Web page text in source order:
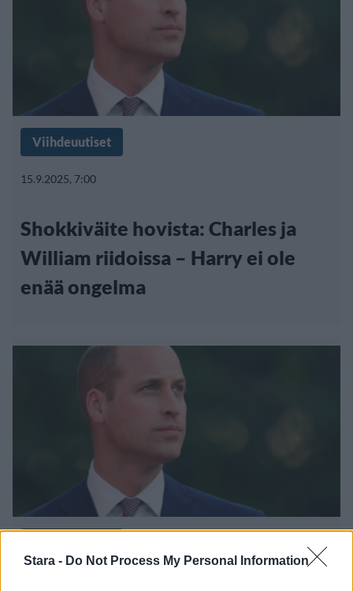
Stara - Do Not Process My Personal Information
Viihdeuutiset
15.9.2025, 7:00
Shokkiväite hovista: Charles ja
William riidoissa – Harry ei ole
enää ongelma